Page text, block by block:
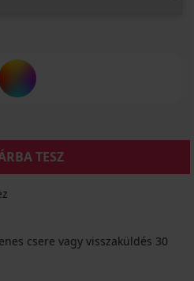
TESZ
csere vagy visszaküldés 30